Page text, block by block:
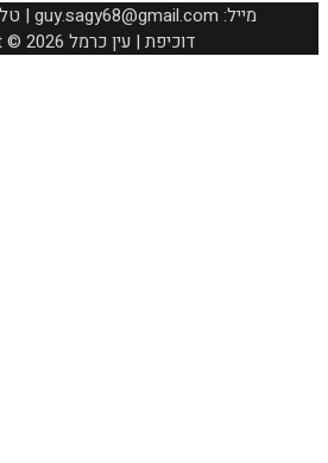
050-4555462 :טלפון | guy.sagy68@gmail.com :מייל
Copyright © 2026 דוכיפת | עין כרמל